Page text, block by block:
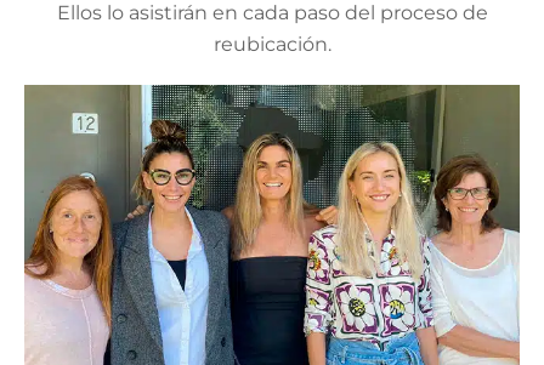
Ellos lo asistirán en cada paso del proceso de
reubicación.